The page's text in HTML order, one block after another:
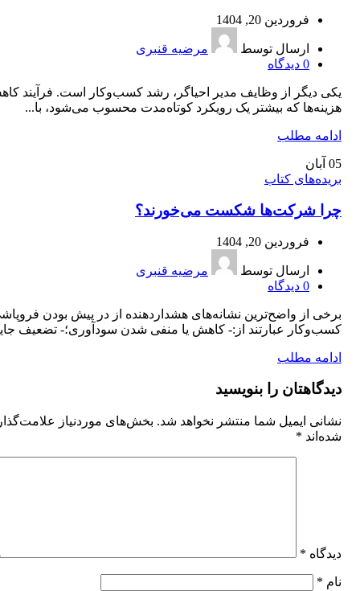
فروردین 20, 1404
ارسال توسط
مرضیه قنبری
0 دیدگاه
یکی دیگر از وظایف مدیر احیاگر، رشد کسب‌وکار است. فرآیند
هزینه‌ها که بیشتر یک رویکرد کوتاه‌مدت محسوب می‌شود، با...
ادامه مطلب
05 آبان
بریده‌های کتاب
چرا شرکت‌ها شکست می‌خورند؟
فروردین 20, 1404
ارسال توسط
مرضیه قنبری
0 دیدگاه
برخی از واضح‌ترین نشانه‌های هشداردهنده از در پیش بودن
کسب‌وکار عبارتند از:- کاهش یا منفی شدن سود‌آوری؛- تضعیف
ادامه مطلب
دیدگاهتان را بنویسید
نشانی ایمیل شما منتشر نخواهد شد. بخش‌های موردنیاز
شده‌اند *
دیدگاه *
نام *